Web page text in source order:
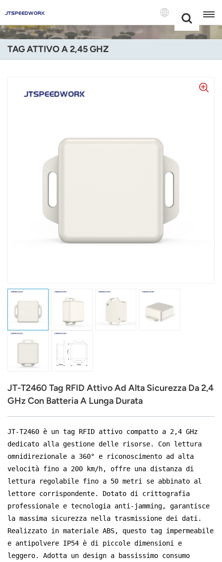
+86 -18681515767
English
عربي
Ελληνικά
Tiếng Việt
Indonesia
magyar
TAG ATTIVO A 2,45 GHZ
JT-T2460 Tag RFID Attivo Ad Alta Sicurezza Da 2,4
GHz Con Batteria A Lunga Durata
JT-T2460 è un tag RFID attivo compatto a 2,4 GHz
dedicato alla gestione delle risorse. Con lettura
omnidirezionale a 360° e riconoscimento ad alta
velocità fino a 200 km/h, offre una distanza di
lettura regolabile fino a 50 metri se abbinato al
lettore corrispondente. Dotato di crittografia
professionale e tecnologia anti-jamming, garantisce
la massima sicurezza nella trasmissione dei dati.
Realizzato in materiale ABS, questo tag impermeabile
e antipolvere IP54 è di piccole dimensioni e
leggero. Adotta un design a bassissimo consumo